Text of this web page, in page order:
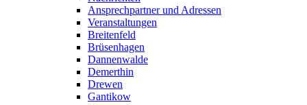
Ansprechpartner und Adressen
Veranstaltungen
Breitenfeld
Brüsenhagen
Dannenwalde
Demerthin
Drewen
Gantikow